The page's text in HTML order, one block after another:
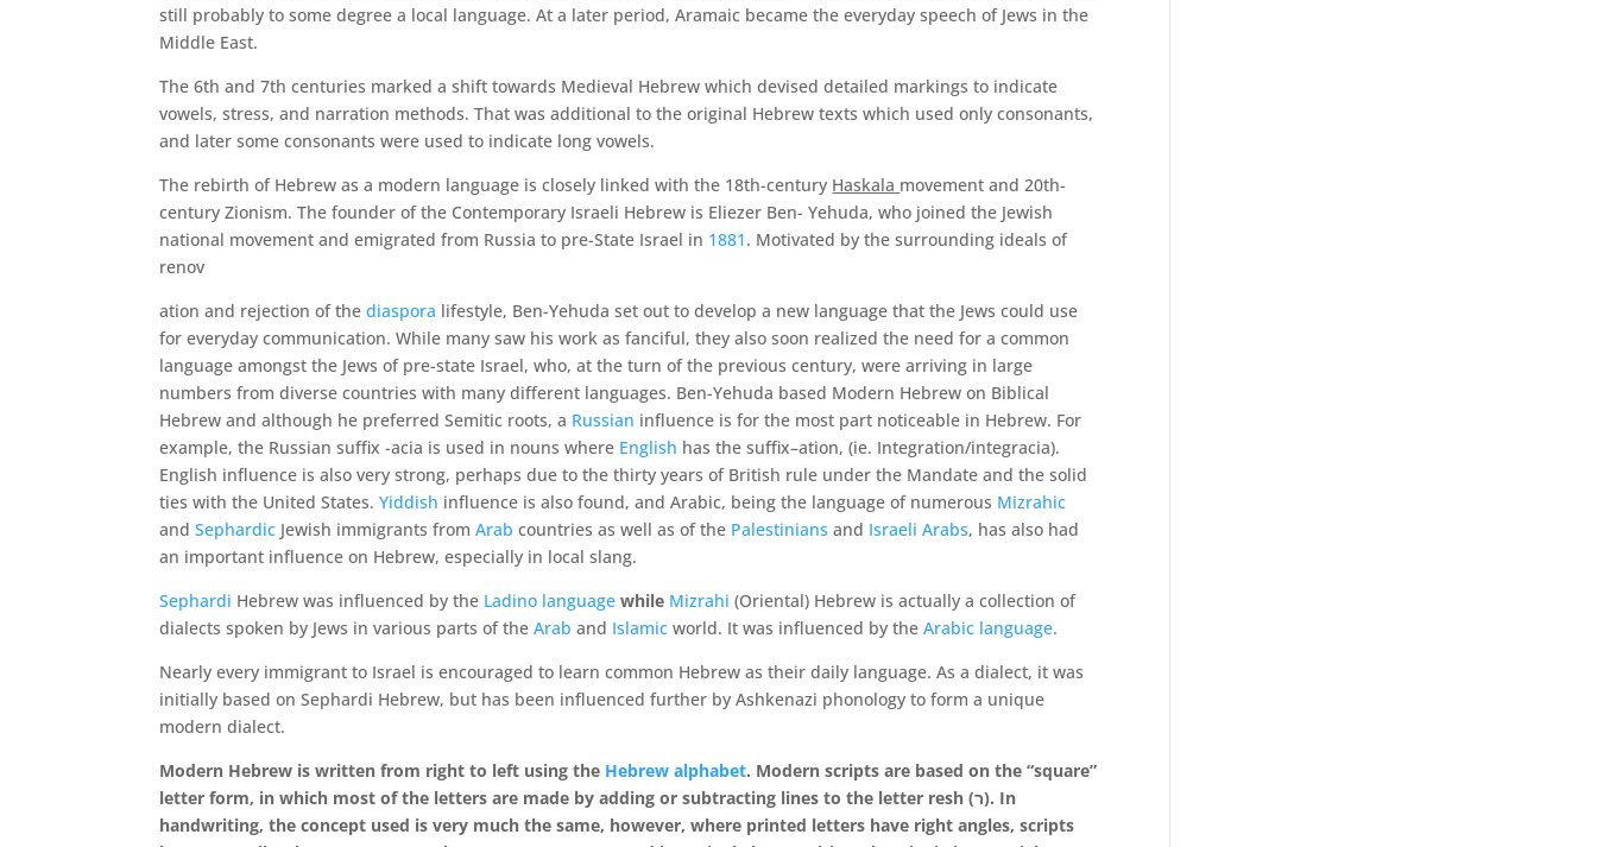
still probably to some degree a local language. At a later period, Aramaic became the everyday speech of Jews in the
Middle East.
The 6th and 7th centuries marked a shift towards Medieval Hebrew which devised detailed markings to indicate
vowels, stress, and narration methods. That was additional to the original Hebrew texts which used only consonants,
and later some consonants were used to indicate long vowels.
The rebirth of Hebrew as a modern language is closely linked with the 18th-century Haskala movement and 20th-
century Zionism. The founder of the Contemporary Israeli Hebrew is Eliezer Ben- Yehuda, who joined the Jewish
national movement and emigrated from Russia to pre-State Israel in 1881. Motivated by the surrounding ideals of
renov
ation and rejection of thediaspora lifestyle, Ben-Yehuda set out to develop a new language that the Jews could use
for everyday communication. While many saw his work as fanciful, they also soon realized the need for a common
language amongst the Jews of pre-state Israel, who, at the turn of the previous century, were arriving in large
numbers from diverse countries with many different languages. Ben-Yehuda based Modern Hebrew on Biblical
Hebrew and although he preferred Semitic roots, a Russian influence is for the most part noticeable in Hebrew. For
example, the Russian suffix -acia is used in nouns where English has the suffix–ation, (ie. Integration/integracia).
English influence is also very strong, perhaps due to the thirty years of British rule under the Mandate and the solid
ties with the United States.Yiddish influence is also found, and Arabic, being the language of numerous Mizrahic
andSephardic Jewish immigrants fromArab countries as well as of the Palestinians and Israeli Arabs, has also had
an important influence on Hebrew, especially in local slang.
Sephardi Hebrew was influenced by the Ladino language while Mizrahi (Oriental) Hebrew is actually a collection of
dialects spoken by Jews in various parts of theArab and Islamic world. It was influenced by theArabic language.
Nearly every immigrant to Israel is encouraged to learn common Hebrew as their daily language. As a dialect, it was
initially based on Sephardi Hebrew, but has been influenced further by Ashkenazi phonology to form a unique
modern dialect.
Modern Hebrew is written from right to left using the Hebrew alphabet. Modern scripts are based on the “square”
letter form, in which most of the letters are made by adding or subtracting lines to the letter resh (ר). In
handwriting, the concept used is very much the same, however, where printed letters have right angles, scripts